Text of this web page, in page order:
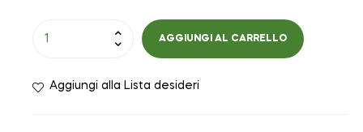
AGGIUNGI AL CARRELLO
Aggiungi alla Lista desideri